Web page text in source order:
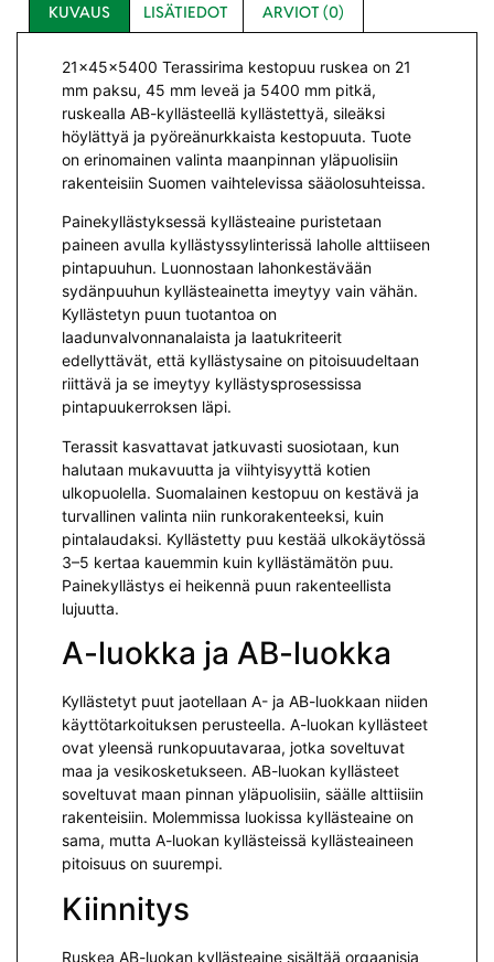
KUVAUS LISÄTIEDOT ARVIOT (0)
21x45x5400 Terassirima kestopuu ruskea on 21
mm paksu, 45 mm leveä ja 5400 mm pitkä,
ruskealla AB-kyllästeellä kyllästettyä, sileäksi
höylättyä ja pyöreänurkkaista kestopuuta. Tuote
on erinomainen valinta maanpinnan yläpuolisiin
rakenteisiin Suomen vaihtelevissa sääolosuhteissa.
Painekyllästyksessä kyllästeaine puristetaan
paineen avulla kyllästyssylinterissä laholle alttiiseen
pintapuuhun. Luonnostaan lahonkestävään
sydänpuuhun kyllästeainetta imeytyy vain vähän.
Kyllästetyn puun tuotantoa on
laadunvalvonnanalaista ja laatukriteerit
edellyttävät, että kyllästysaine on pitoisuudeltaan
riittävä ja se imeytyy kyllästysprosessissa
pintapuukerroksen läpi.
Terassit kasvattavat jatkuvasti suosiotaan, kun
halutaan mukavuutta ja viihtyisyyttä kotien
ulkopuolella. Suomalainen kestopuu on kestävä ja
turvallinen valinta niin runkorakenteeksi, kuin
pintalaudaksi. Kyllästetty puu kestää ulkokäytössä
3–5 kertaa kauemmin kuin kyllästämätön puu.
Painekyllästys ei heikennä puun rakenteellista
lujuutta.
A-luokka ja AB-luokka
Kyllästetyt puut jaotellaan A- ja AB-luokkaan niiden
käyttötarkoituksen perusteella. A-luokan kyllästeet
ovat yleensä runkopuutavaraa, jotka soveltuvat
maa ja vesikosketukseen. AB-luokan kyllästeet
soveltuvat maan pinnan yläpuolisiin, säälle alttiisiin
rakenteisiin. Molemmissa luokissa kyllästeaine on
sama, mutta A-luokan kyllästeissä kyllästeaineen
pitoisuus on suurempi.
Kiinnitys
Ruskea AB-luokan kyllästeaine sisältää orgaanisia